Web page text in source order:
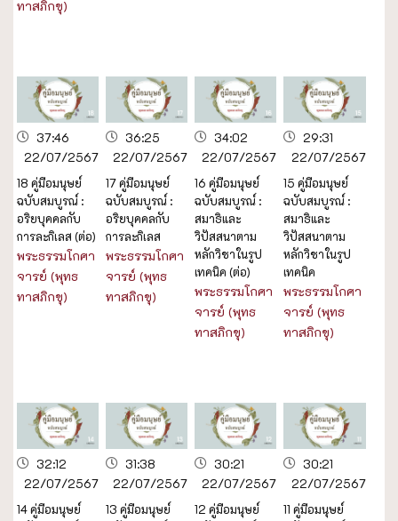
ทาสภิกขุ)
37:46
22/07/2567
18 คู่มือมนุษย์
ฉบับสมบูรณ์ :
อริยบุคคลกับ
การละกิเลส (ต่อ)
พระธรรมโกศา
จารย์ (พุทธ
ทาสภิกขุ)
36:25
22/07/2567
17 คู่มือมนุษย์
ฉบับสมบูรณ์ :
อริยบุคคลกับ
การละกิเลส
พระธรรมโกศา
จารย์ (พุทธ
ทาสภิกขุ)
34:02
22/07/2567
16 คู่มือมนุษย์
ฉบับสมบูรณ์ :
สมาธิและ
วิปัสสนาตาม
หลักวิชาในรูป
เทคนิค (ต่อ)
พระธรรมโกศา
จารย์ (พุทธ
ทาสภิกขุ)
29:31
22/07/2567
15 คู่มือมนุษย์
ฉบับสมบูรณ์ :
สมาธิและ
วิปัสสนาตาม
หลักวิชาในรูป
เทคนิค
พระธรรมโกศา
จารย์ (พุทธ
ทาสภิกขุ)
32:12
22/07/2567
14 คู่มือมนุษย์
31:38
22/07/2567
13 คู่มือมนุษย์
30:21
22/07/2567
12 คู่มือมนุษย์
30:21
22/07/2567
11 คู่มือมนุษย์